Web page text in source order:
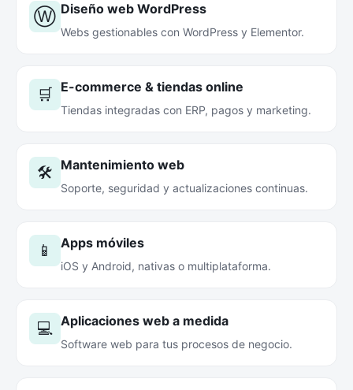
Ⓦ Diseño web WordPress
Webs gestionables con WordPress y Elementor.
🛒 E-commerce & tiendas online
Tiendas integradas con ERP, pagos y marketing.
🛠️ Mantenimiento web
Soporte, seguridad y actualizaciones continuas.
📱 Apps móviles
iOS y Android, nativas o multiplataforma.
💻 Aplicaciones web a medida
Software web para tus procesos de negocio.